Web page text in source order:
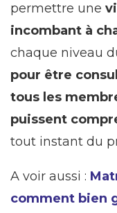
permettre une
incombant à
chaque niveau
pour être
tous les
puissent
tout instant du
A voir aussi :
comment bien